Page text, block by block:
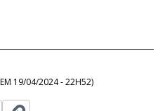
19/04/2024 - 22H52)